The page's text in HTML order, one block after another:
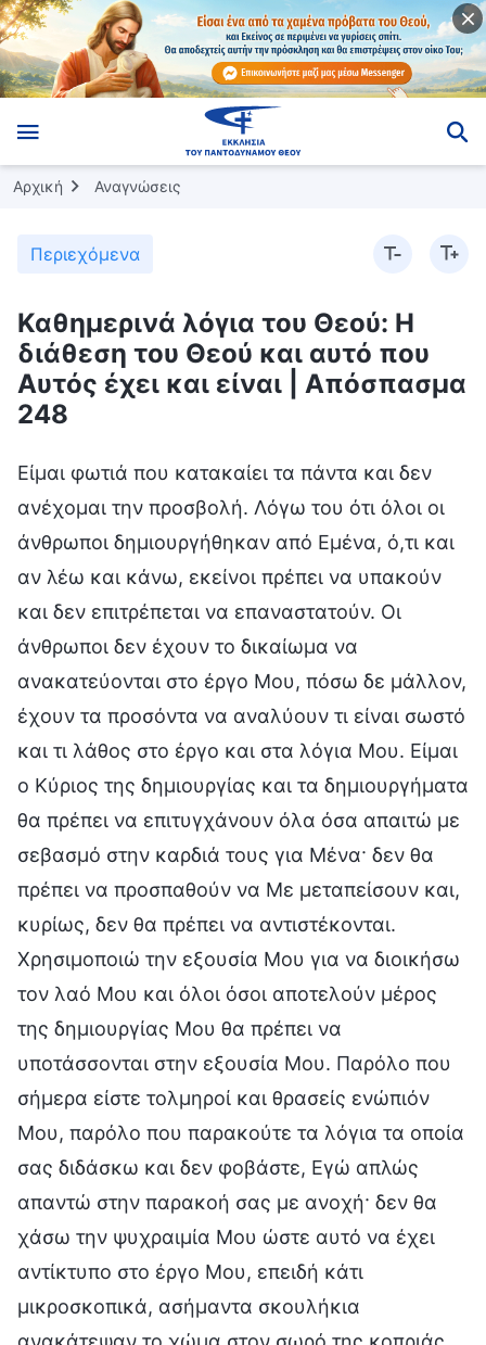
Αρχική Αναγνώσεις
Περιεχόμενα
Καθημερινά λόγια του Θεού: Η
διάθεση του Θεού και αυτό που
Αυτός έχει και είναι | Απόσπασμα
248
Είμαι φωτιά που κατακαίει τα πάντα και δεν
ανέχομαι την προσβολή. Λόγω του ότι όλοι οι
άνθρωποι δημιουργήθηκαν από Εμένα, ό,τι και
αν λέω και κάνω, εκείνοι πρέπει να υπακούν
και δεν επιτρέπεται να επαναστατούν. Οι
άνθρωποι δεν έχουν το δικαίωμα να
ανακατεύονται στο έργο Μου, πόσω δε μάλλον,
έχουν τα προσόντα να αναλύουν τι είναι σωστό
και τι λάθος στο έργο και στα λόγια Μου. Είμαι
ο Κύριος της δημιουργίας και τα δημιουργήματα
θα πρέπει να επιτυγχάνουν όλα όσα απαιτώ με
σεβασμό στην καρδιά τους για Μένα· δεν θα
πρέπει να προσπαθούν να Με μεταπείσουν και,
κυρίως, δεν θα πρέπει να αντιστέκονται.
Χρησιμοποιώ την εξουσία Μου για να διοικήσω
τον λαό Μου και όλοι όσοι αποτελούν μέρος
της δημιουργίας Μου θα πρέπει να
υποτάσσονται στην εξουσία Μου. Παρόλο που
σήμερα είστε τολμηροί και θρασείς ενώπιόν
Μου, παρόλο που παρακούτε τα λόγια τα οποία
σας διδάσκω και δεν φοβάστε, Εγώ απλώς
απαντώ στην παρακοή σας με ανοχή· δεν θα
χάσω την ψυχραιμία Μου ώστε αυτό να έχει
αντίκτυπο στο έργο Μου, επειδή κάτι
μικροσκοπικά, ασήμαντα σκουλήκια